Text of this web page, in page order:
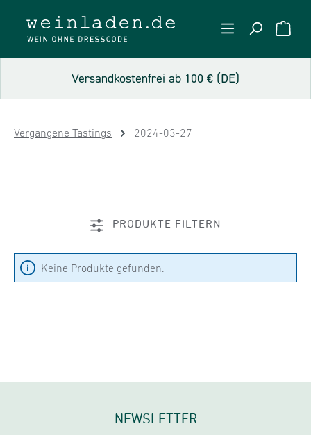
Zum Hauptinhalt springen
Versandkostenfrei ab 100 € (DE)
Vergangene Tastings 2024-03-27
PRODUKTE FILTERN
Keine Produkte gefunden.
NEWSLETTER